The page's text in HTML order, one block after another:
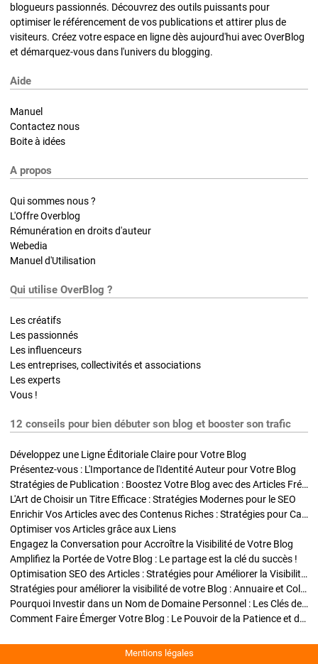
blogueurs passionnés. Découvrez des outils puissants pour
optimiser le référencement de vos publications et attirer plus de
visiteurs. Créez votre espace en ligne dès aujourd'hui avec OverBlog
et démarquez-vous dans l'univers du blogging.
Aide
Manuel
Contactez nous
Boite à idées
A propos
Qui sommes nous ?
L'Offre Overblog
Rémunération en droits d'auteur
Webedia
Manuel d'Utilisation
Qui utilise OverBlog ?
Les créatifs
Les passionnés
Les influenceurs
Les entreprises, collectivités et associations
Les experts
Vous !
12 conseils pour bien débuter son blog et booster son trafic
Développez une Ligne Éditoriale Claire pour Votre Blog
Présentez-vous : L'Importance de l'Identité Auteur pour Votre Blog
Stratégies de Publication : Boostez Votre Blog avec des Articles Fréquents et Exclusifs
L'Art de Choisir un Titre Efficace : Stratégies Modernes pour le SEO
Enrichir Vos Articles avec des Contenus Riches : Stratégies pour Captiver et Optimiser
Optimiser vos Articles grâce aux Liens
Engagez la Conversation pour Accroître la Visibilité de Votre Blog
Amplifiez la Portée de Votre Blog : Le partage est la clé du succès !
Optimisation SEO des Articles : Stratégies pour Améliorer la Visibilité de Votre Blog
Stratégies pour améliorer la visibilité de votre Blog : Annuaire et Collaborations
Pourquoi Investir dans un Nom de Domaine Personnel : Les Clés de la Réussite de Votre Blog
Comment Faire Émerger Votre Blog : Le Pouvoir de la Patience et de la Persévérance
Mentions légales